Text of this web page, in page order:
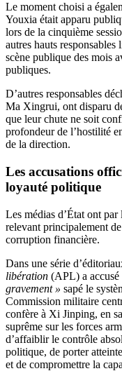
Le moment choisi a
Youxia était apparu
lors de la cinquième
autres hauts responsables
scène publique des mois
publiques.
D’autres responsables
Ma Xingrui, ont disparu
que leur chute ne soit
profondeur de l’hostilité
de la direction.
Les accusations
loyauté politique
Les médias d’État ont par
relevant principalement
corruption financière.
Dans une série
libération (APL) a
gravement » sapé le
Commission militaire
confère à Xi Jinping, en
suprême sur les forces
d’affaiblir le contrôle
politique, de porter
et de compromettre la